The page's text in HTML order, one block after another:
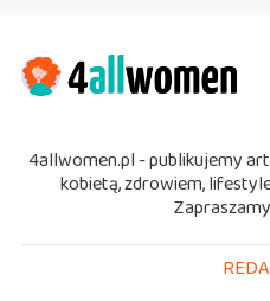
4allwomen.pl - publikujemy
kobietą, zdrowiem,